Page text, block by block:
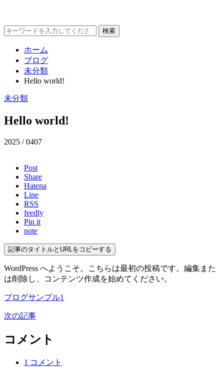
ホーム
ブログ
未分類
Hello world!
未分類
Hello world!
2025 / 0407
Post
Share
Hatena
Line
RSS
feedly
Pin it
note
記事のタイトルとURLをコピーする
WordPress へようこそ。こちらは最初の投稿です。編集また
は削除し、コンテンツ作成を始めてください。
ブログサンプル1
次の記事
コメント
1 コメント